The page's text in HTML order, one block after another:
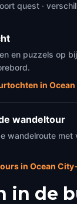
quest ·
en puzzels op
in
wandeltour
wandelroute
in Ocean City
in de